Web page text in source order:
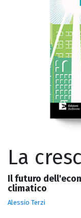
La
Il futuro
climatico
Alessio Terzi